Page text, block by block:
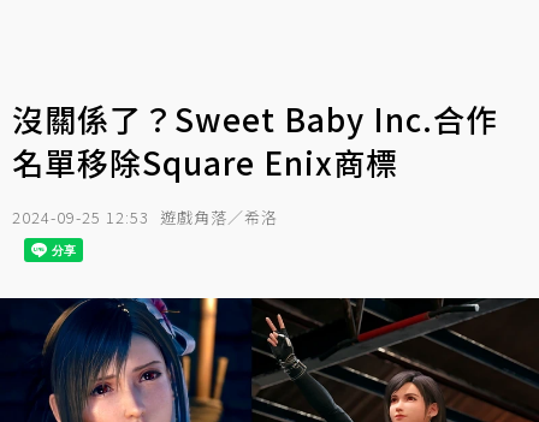
沒關係了？Sweet Baby Inc.合作
名單移除Square Enix商標
2024-09-25 12:53 遊戲角落／希洛